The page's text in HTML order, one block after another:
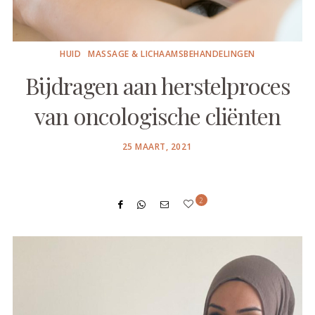
HUID MASSAGE & LICHAAMSBEHANDELINGEN
Bijdragen aan herstelproces
van oncologische cliënten
POSTED
25 MAART, 2021
2